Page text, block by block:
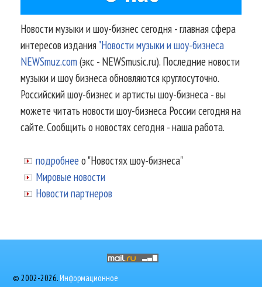
Новости музыки и шоу-бизнес сегодня - главная сфера
интересов издания"Новости музыки и шоу-бизнеса
NEWSmuz.com(экс - NEWSmusic.ru). Последние новости
музыки и шоу бизнеса обновляются круглосуточно.
Российский шоу-бизнес и артисты шоу-бизнеса - вы
можете читать новости шоу-бизнеса России сегодня на
сайте. Сообщить о новостях сегодня - наша работа.
подробнее о "Новостях шоу-бизнеса"
Мировые новости
Новости партнеров
© 2002-2026.Информационное